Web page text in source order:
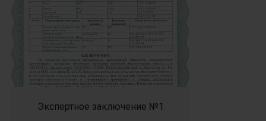
Экспертное заключение №1